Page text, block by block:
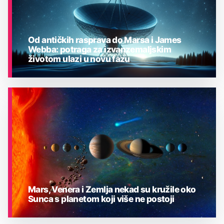
ASTRONOMIJA
Od antičkih rasprava do Marsa i James
Webba: potraga za izvanzemaljskim
životom ulazi u novu fazu
Mars, Venera i Zemlja nekad su kružile oko
Sunca s planetom koji više ne postoji